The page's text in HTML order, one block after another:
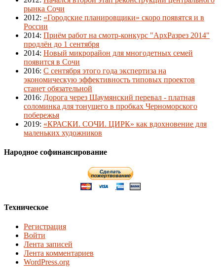
рынка Сочи
2012: «Городские планировщики» скоро появятся и в
России
2014: Приём работ на смотр-конкурс "АрхРазрез 2014"
продлён до 1 сентября
2014: Новый микрорайон для многодетных семей
появится в Сочи
2016: С сентября этого года экспертиза на
экономическую эффективность типовых проектов
станет обязательной
2016: Дорога через Шаумянский перевал - платная
соломинка для тонущего в пробках Черноморского
побережья
2019: «КРАСКИ. СОЧИ. ЦИРК» как вдохновение для
маленьких художников
Народное софинансирование
Техническое
Регистрация
Войти
Лента записей
Лента комментариев
WordPress.org